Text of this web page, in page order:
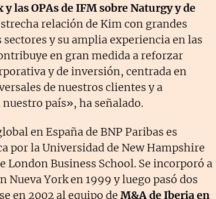
las OPAs de IFM sobre Naturgy y de
relación de Kim con grandes
y su amplia experiencia en las
en gran medida a reforzar
y de inversión, centrada en
de nuestros clientes y a
país», ha señalado.
en España de BNP Paribas es
por la Universidad de New Hampshire
London Business School. Se incorporó a
York en 1999 y luego pasó dos
en 2002 al equipo de M&A de Iberia en